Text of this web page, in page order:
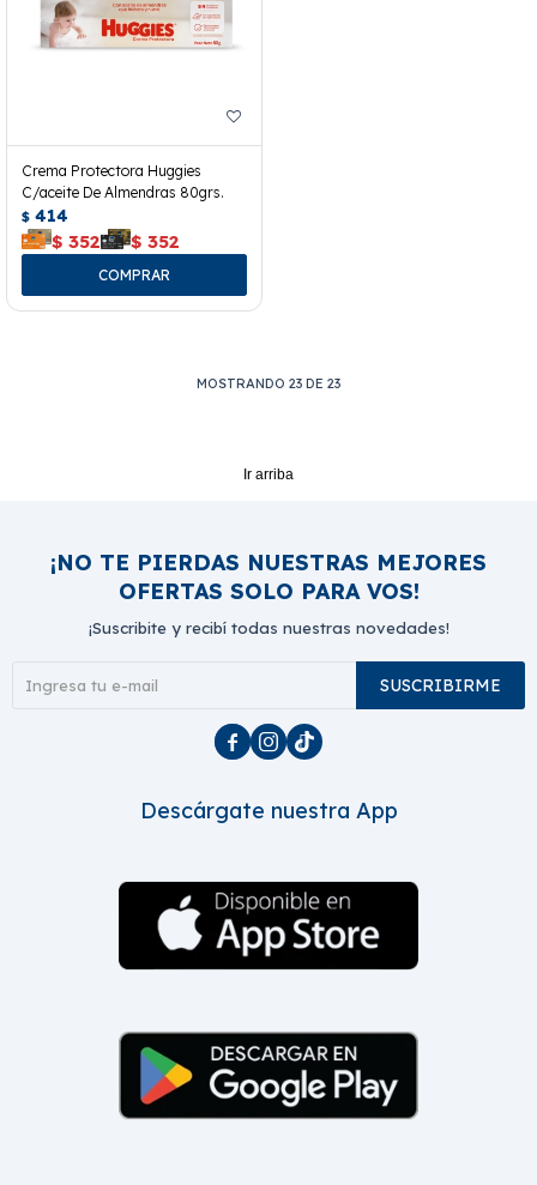
Crema Protectora Huggies
C/aceite De Almendras 80grs.
$ 414
$ 352 $ 352
MOSTRANDO 23 DE 23
Ir arriba
¡NO TE PIERDAS NUESTRAS MEJORES
OFERTAS SOLO PARA VOS!
¡Suscribite y recibí todas nuestras novedades!
SUSCRIBIRME
  
Descárgate nuestra App